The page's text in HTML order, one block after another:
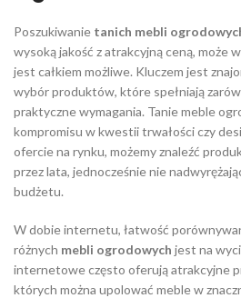
Poszukiwanie tanich mebli
wysoką jakość z atrakcyjną ceną, może
jest całkiem możliwe. Kluczem jest
wybór produktów, które spełniają
praktyczne wymagania. Tanie meble
kompromisu w kwestii trwałości czy
ofercie na rynku, możemy znaleźć
przez lata, jednocześnie nie
budżetu.
W dobie internetu, łatwość
różnych mebli ogrodowych jest na
internetowe często oferują atrakcyjne
których można upolować meble w